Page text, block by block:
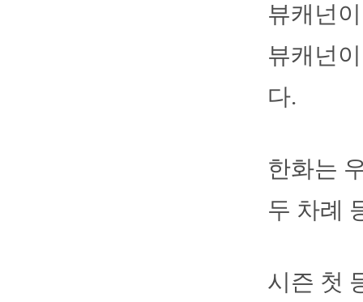
뷰캐넌
뷰캐넌
다.
한화는
두 차례
시즌 첫